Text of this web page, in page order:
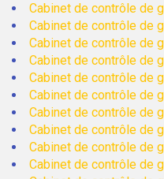
Cabinet de contrôle de
Cabinet de contrôle de
Cabinet de contrôle de
Cabinet de contrôle de
Cabinet de contrôle de
Cabinet de contrôle de
Cabinet de contrôle de
Cabinet de contrôle de
Cabinet de contrôle de
Cabinet de contrôle de